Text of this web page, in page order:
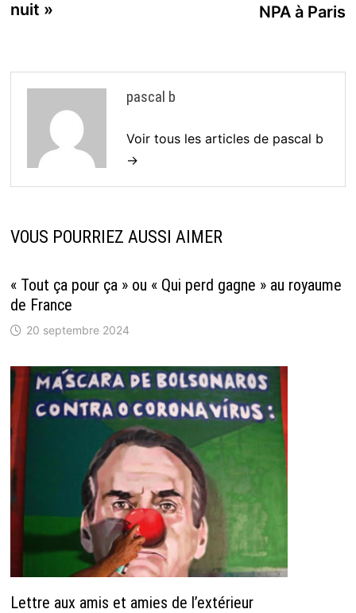
nuit » NPA à Paris
pascal b
Voir tous les articles de pascal b
→
VOUS POURRIEZ AUSSI AIMER
« Tout ça pour ça » ou « Qui perd gagne » au royaume
de France
20 septembre 2024
Lettre aux amis et amies de l’extérieur